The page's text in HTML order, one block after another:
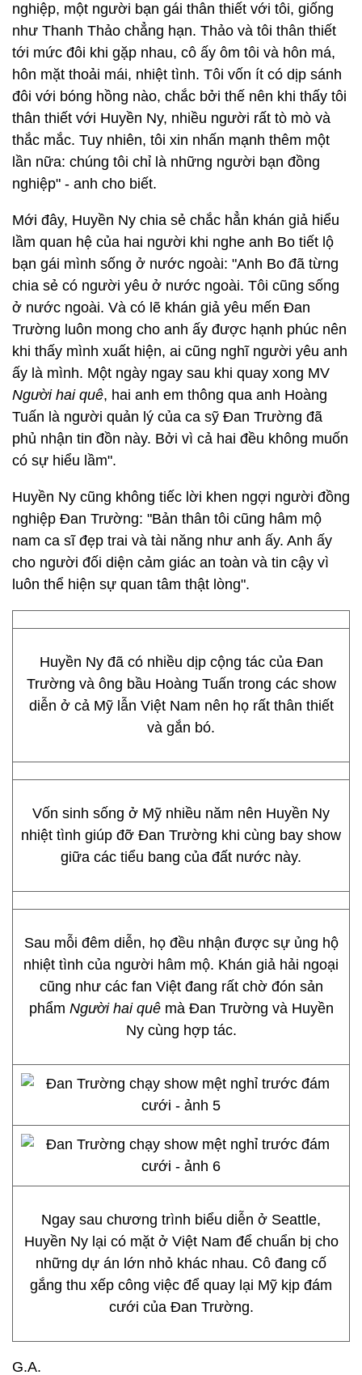
nghiệp, một người bạn gái thân thiết với tôi, giống
như Thanh Thảo chẳng hạn. Thảo và tôi thân thiết
tới mức đôi khi gặp nhau, cô ấy ôm tôi và hôn má,
hôn mặt thoải mái, nhiệt tình. Tôi vốn ít có dịp sánh
đôi với bóng hồng nào, chắc bởi thế nên khi thấy tôi
thân thiết với Huyền Ny, nhiều người rất tò mò và
thắc mắc. Tuy nhiên, tôi xin nhấn mạnh thêm một
lần nữa: chúng tôi chỉ là những người bạn đồng
nghiệp" - anh cho biết.
Mới đây, Huyền Ny chia sẻ chắc hẳn khán giả hiểu
lầm quan hệ của hai người khi nghe anh Bo tiết lộ
bạn gái mình sống ở nước ngoài: "Anh Bo đã từng
chia sẻ có người yêu ở nước ngoài. Tôi cũng sống
ở nước ngoài. Và có lẽ khán giả yêu mến Đan
Trường luôn mong cho anh ấy được hạnh phúc nên
khi thấy mình xuất hiện, ai cũng nghĩ người yêu anh
ấy là mình. Một ngày ngay sau khi quay xong MV
Người hai quê, hai anh em thông qua anh Hoàng
Tuấn là người quản lý của ca sỹ Đan Trường đã
phủ nhận tin đồn này. Bởi vì cả hai đều không muốn
có sự hiểu lầm".
Huyền Ny cũng không tiếc lời khen ngợi người đồng
nghiệp Đan Trường: "Bản thân tôi cũng hâm mộ
nam ca sĩ đẹp trai và tài năng như anh ấy. Anh ấy
cho người đối diện cảm giác an toàn và tin cậy vì
luôn thể hiện sự quan tâm thật lòng".
Huyền Ny đã có nhiều dịp cộng tác của Đan
Trường và ông bầu Hoàng Tuấn trong các show
diễn ở cả Mỹ lẫn Việt Nam nên họ rất thân thiết
và gắn bó.
Vốn sinh sống ở Mỹ nhiều năm nên Huyền Ny
nhiệt tình giúp đỡ Đan Trường khi cùng bay show
giữa các tiểu bang của đất nước này.
Sau mỗi đêm diễn, họ đều nhận được sự ủng hộ
nhiệt tình của người hâm mộ. Khán giả hải ngoại
cũng như các fan Việt đang rất chờ đón sản
phẩm Người hai quêmà Đan Trường và Huyền
Ny cùng hợp tác.
Ngay sau chương trình biểu diễn ở Seattle,
Huyền Ny lại có mặt ở Việt Nam để chuẩn bị cho
những dự án lớn nhỏ khác nhau. Cô đang cố
gắng thu xếp công việc để quay lại Mỹ kịp đám
cưới của Đan Trường.
G.A.